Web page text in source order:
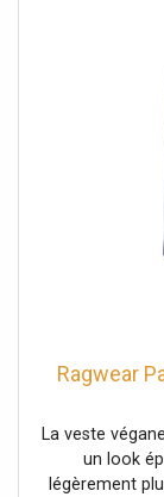
aux petites
Extrémités
bon maintien
dos Poches
poches
Coupe
Ragwear
La veste
un look
légèrement